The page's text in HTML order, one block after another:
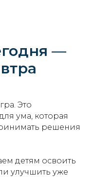
—
Это
ума, которая
решения
детям освоить
улучшить уже